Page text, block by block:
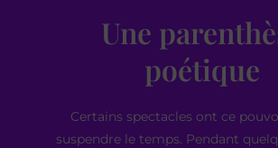
Une
poétique
Certains spectacles ont ce
suspendre le temps. Pendant